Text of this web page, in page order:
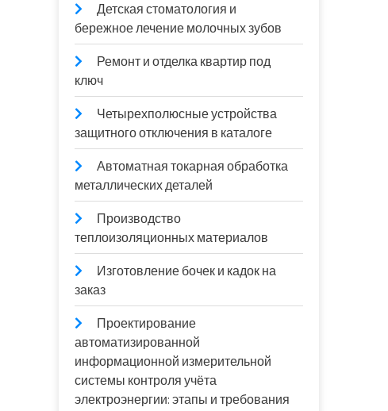
Детская стоматология и
бережное лечение молочных зубов
Ремонт и отделка квартир под
ключ
Четырехполюсные устройства
защитного отключения в каталоге
Автоматная токарная обработка
металлических деталей
Производство
теплоизоляционных материалов
Изготовление бочек и кадок на
заказ
Проектирование
автоматизированной
информационной измерительной
системы контроля учёта
электроэнергии: этапы и требования